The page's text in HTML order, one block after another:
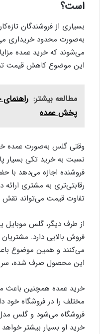
است؟
بسیاری از فروشندگان
به‌صورت محدود خریداری
می‌شوند که خرید عمده
این موضوع کاهش قیمت
مطالعه بیشتر:
پخش عمده
وقتی گلس به‌صورت عمده
نسبت به خرید تکی بسیار
فروشنده اجازه می‌دهد با
رقابتی‌تری به مشتری ارائه
تفاوت قیمت می‌تواند
از طرف دیگر، گلس موبایل
فروش بالایی دارد.
می‌کنند و همین موضوع
این محصول صرف شده،
خرید عمده همچنین باعث
مختلف را در فروشگاه خود
فروشگاه می‌شود و گلس
خرید او بسیار بیشتر خواهد